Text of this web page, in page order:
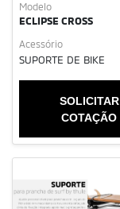
Modelo
ECLIPSE CROSS
Acessório
SUPORTE DE BIKE
SOLICITAR
COTAÇÃO